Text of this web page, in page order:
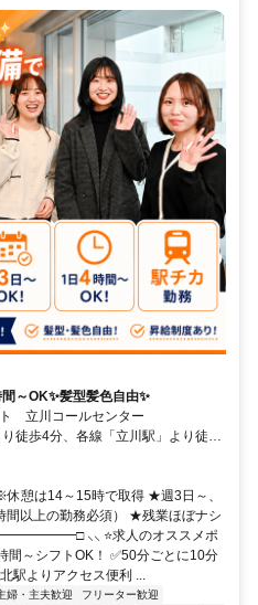
～OK✨髪型髪色自由✨
立川コールセンター
徒歩4分、各線「立川駅」より徒歩
憩は14～15時で取得 ★週3日～、
間以上の勤務必須） ★残業ほぼナシ
⸜⸜ ⭐求人のオススメポ
間～シフトOK！ ✅50分ごとに10分
駅よりアクセス便利 ...
婦・主夫歓迎
フリーター歓迎